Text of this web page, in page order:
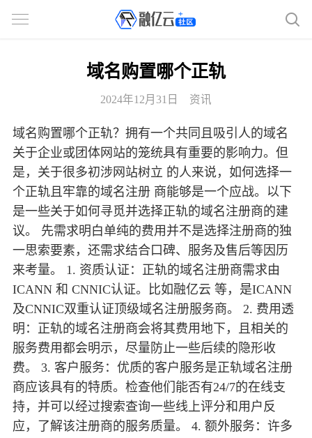
域名购置哪个正轨
2024年12月31日 资讯
域名购置哪个正轨？拥有一个共同且吸引人的域名
关于企业或团体网站的笼统具有重要的影响力。但
是，关于很多初涉网站树立 的人来说，如何选择一
个正轨且牢靠的域名注册 商能够是一个应战。以下
是一些关于如何寻觅并选择正轨的域名注册商的建
议。 先需求明白单纯的费用并不是选择注册商的独
一思索要素，还需求结合口碑、服务及售后等因历
来考量。 1. 资质认证：正轨的域名注册商需求由
ICANN 和 CNNIC认证。比如融亿云 等，是ICANN
及CNNIC双重认证顶级域名注册服务商。 2. 费用透
明：正轨的域名注册商会将其费用地下，且相关的
服务费用都会明示，尽量防止一些后续的隐形收
费。 3. 客户服务：优质的客户服务是正轨域名注册
商应该具有的特质。检查他们能否有24/7的在线支
持，并可以经过搜索查询一些线上评分和用户反
应，了解该注册商的服务质量。 4. 额外服务：许多